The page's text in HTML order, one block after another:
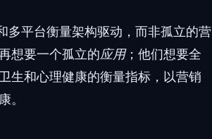
平台衡量架构驱动，而非孤立的营
想要一个孤立的应用；他们想要全
生和心理健康的衡量指标，以营销
。